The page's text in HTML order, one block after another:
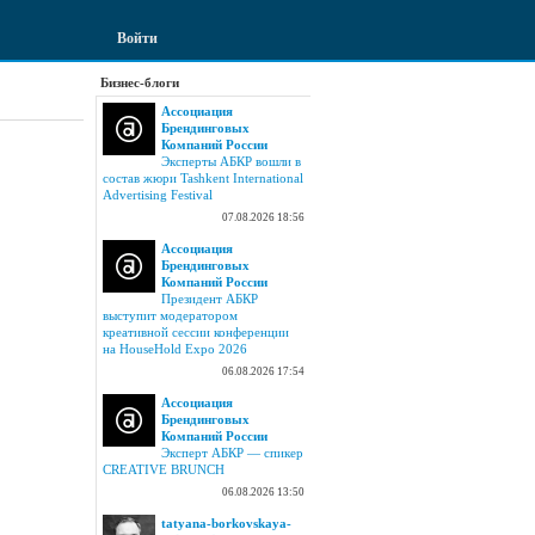
Войти
Бизнес-блоги
Ассоциация
Брендинговых
Компаний России
Эксперты АБКР вошли в
состав жюри Tashkent International
Advertising Festival
07.08.2026 18:56
Ассоциация
Брендинговых
Компаний России
Президент АБКР
выступит модератором
креативной сессии конференции
на HouseHold Expo 2026
06.08.2026 17:54
Ассоциация
Брендинговых
Компаний России
Эксперт АБКР — спикер
CREATIVE BRUNCH
06.08.2026 13:50
tatyana-borkovskaya-